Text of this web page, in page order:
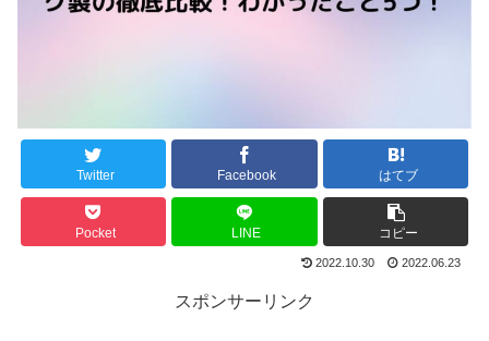
Twitter Facebook はてブ
Pocket LINE コピー
2022.10.30 2022.06.23
スポンサーリンク